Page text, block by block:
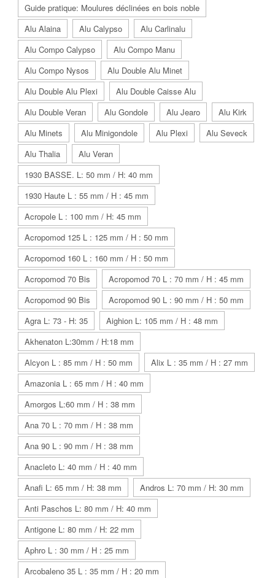
Guide pratique: Moulures déclinées en bois noble
Alu Alaina
Alu Calypso
Alu Carlinalu
Alu Compo Calypso
Alu Compo Manu
Alu Compo Nysos
Alu Double Alu Minet
Alu Double Alu Plexi
Alu Double Caisse Alu
Alu Double Veran
Alu Gondole Alu Jearo
Alu Kirk
Alu Minets
Alu Minigondole Alu Plexi
Alu Seveck
Alu Thalia
Alu Veran
1930 BASSE. L: 50 mm / H: 40 mm
1930 Haute L : 55 mm / H : 45 mm
Acropole L : 100 mm / H: 45 mm
Acropomod 125 L : 125 mm / H : 50 mm
Acropomod 160 L : 160 mm / H : 50 mm
Acropomod 70 Bis
Acropomod 70 L : 70 mm / H : 45 mm
Acropomod 90 Bis
Acropomod 90 L : 90 mm / H : 50 mm
Agra L: 73 - H: 35
Aighion L: 105 mm / H : 48 mm
Akhenaton L:30mm / H:18 mm
Alcyon L : 85 mm / H : 50 mm
Alix L : 35 mm / H : 27 mm
Amazonia L : 65 mm / H : 40 mm
Amorgos L:60 mm / H : 38 mm
Ana 70 L : 70 mm / H : 38 mm
Ana 90 L : 90 mm / H : 38 mm
Anacleto L: 40 mm / H : 40 mm
Anafi L: 65 mm / H: 38 mm
Andros L: 70 mm / H: 30 mm
Anti Paschos L: 80 mm / H: 40 mm
Antigone L: 80 mm / H: 22 mm
Aphro L : 30 mm / H : 25 mm
Arcobaleno 35 L : 35 mm / H : 20 mm